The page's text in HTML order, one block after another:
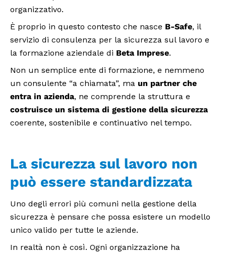
organizzativo.
È proprio in questo contesto che nasce B-Safe, il
servizio di consulenza per la sicurezza sul lavoro e
la formazione aziendale di Beta Imprese.
Non un semplice ente di formazione, e nemmeno
un consulente “a chiamata”, ma un partner che
entra in azienda, ne comprende la struttura e
costruisce un sistema di gestione della sicurezza
coerente, sostenibile e continuativo nel tempo.
La sicurezza sul lavoro non
può essere standardizzata
Uno degli errori più comuni nella gestione della
sicurezza è pensare che possa esistere un modello
unico valido per tutte le aziende.
In realtà non è così. Ogni organizzazione ha